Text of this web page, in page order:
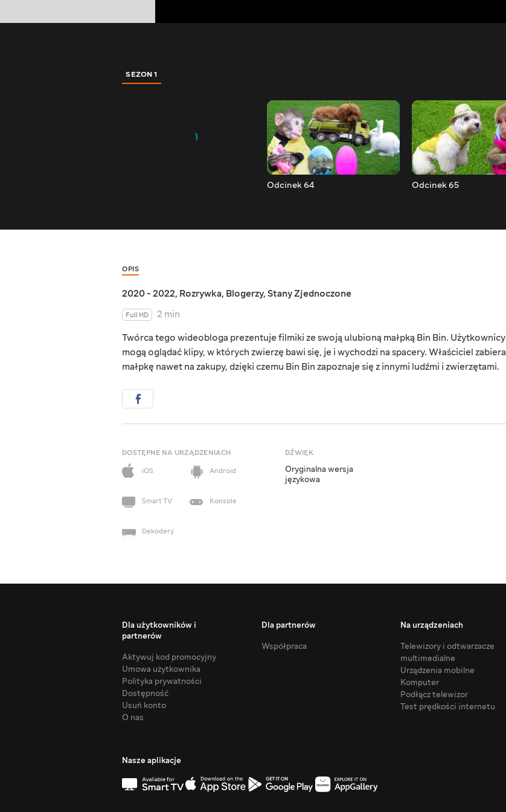
SEZON 1
Odcinek 64 Odcinek 65
OPIS
2020 - 2022, Rozrywka, Blogerzy, Stany Zjednoczone
Full HD
2 min
Twórca tego wideobloga prezentuje filmiki ze swoją ulubioną małpką Bin Bin. Użytkownicy
mogą oglądać klipy, w których zwierzę bawi się, je i wychodzi na spacery. Właściciel zabiera
małpkę nawet na zakupy, dzięki czemu Bin Bin zapoznaje się z innymi ludźmi i zwierzętami.
DOSTĘPNE NA URZĄDZENIACH
iOS
Android
Smart TV Konsole
Dekodery
DŹWIĘK
Oryginalna wersja
językowa
Dla użytkowników i
partnerów
Aktywuj kod promocyjny
Umowa użytkownika
Polityka prywatności
Dostępność
Usuń konto
O nas
Dla partnerów
Współpraca
Na urządzeniach
Telewizory i odtwarzacze
multimedialne
Urządzenia mobilne
Komputer
Podłącz telewizor
Test prędkości internetu
Nasze aplikacje